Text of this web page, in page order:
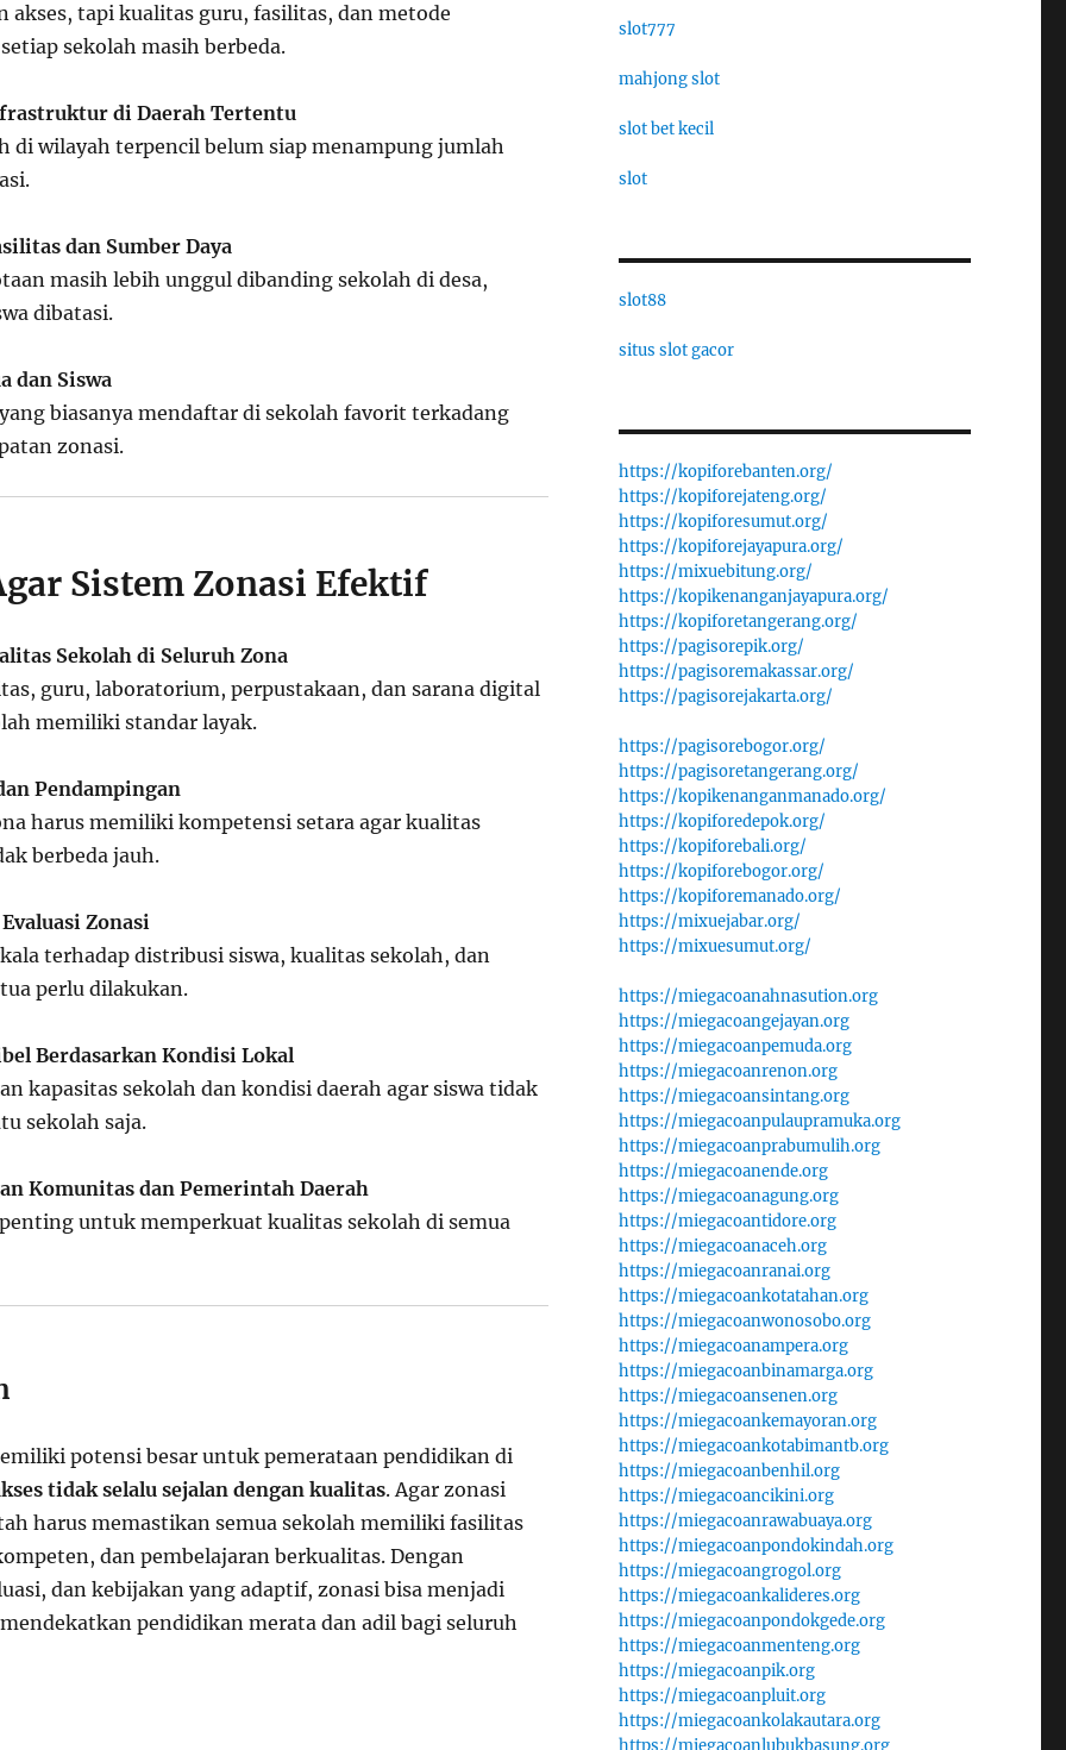
akses, tapi kualitas guru, fasilitas, dan metode
sekolah masih berbeda.
di Daerah Tertentu
di wilayah terpencil belum siap menampung jumlah
dan Sumber Daya
masih lebih unggul dibanding sekolah di desa,
dibatasi.
dan Siswa
biasanya mendaftar di sekolah favorit terkadang
zonasi.
Sistem Zonasi Efektif
Sekolah di Seluruh Zona
guru, laboratorium, perpustakaan, dan sarana digital
memiliki standar layak.
Pendampingan
harus memiliki kompetensi setara agar kualitas
berbeda jauh.
Zonasi
terhadap distribusi siswa, kualitas sekolah, dan
perlu dilakukan.
Berdasarkan Kondisi Lokal
kapasitas sekolah dan kondisi daerah agar siswa tidak
sekolah saja.
Komunitas dan Pemerintah Daerah
untuk memperkuat kualitas sekolah di semua
potensi besar untuk pemerataan pendidikan di
tidak selalu sejalan dengan kualitas. Agar zonasi
harus memastikan semua sekolah memiliki fasilitas
dan pembelajaran berkualitas. Dengan
dan kebijakan yang adaptif, zonasi bisa menjadi
pendidikan merata dan adil bagi seluruh
slot777
mahjong slot
slot bet kecil
slot
slot88
situs slot gacor
https://kopiforebanten.org/
https://kopiforejateng.org/
https://kopiforesumut.org/
https://kopiforejayapura.org/
https://mixuebitung.org/
https://kopikenanganjayapura.org/
https://kopiforetangerang.org/
https://pagisorepik.org/
https://pagisoremakassar.org/
https://pagisorejakarta.org/
https://pagisorebogor.org/
https://pagisoretangerang.org/
https://kopikenanganmanado.org/
https://kopiforedepok.org/
https://kopiforebali.org/
https://kopiforebogor.org/
https://kopiforemanado.org/
https://mixuejabar.org/
https://mixuesumut.org/
https://miegacoanahnasution.org
https://miegacoangejayan.org
https://miegacoanpemuda.org
https://miegacoanrenon.org
https://miegacoansintang.org
https://miegacoanpulaupramuka.org
https://miegacoanprabumulih.org
https://miegacoanende.org
https://miegacoanagung.org
https://miegacoantidore.org
https://miegacoanaceh.org
https://miegacoanranai.org
https://miegacoankotatahan.org
https://miegacoanwonosobo.org
https://miegacoanampera.org
https://miegacoanbinamarga.org
https://miegacoansenen.org
https://miegacoankemayoran.org
https://miegacoankotabimantb.org
https://miegacoanbenhil.org
https://miegacoancikini.org
https://miegacoanrawabuaya.org
https://miegacoanpondokindah.org
https://miegacoangrogol.org
https://miegacoankalideres.org
https://miegacoanpondokgede.org
https://miegacoanmenteng.org
https://miegacoanpik.org
https://miegacoanpluit.org
https://miegacoankolakautara.org
https://miegacoanlubukbasung.org